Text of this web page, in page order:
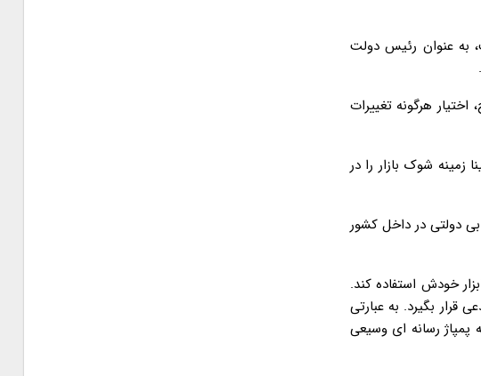
به عنوان رئیس دولت
هرگونه تغییرات
شوک بازار را در
دولتی در داخل کشور
خودش استفاده کند.
قرار بگیرد. به عبارتی
پمپاژ رسانه ای وسیعی